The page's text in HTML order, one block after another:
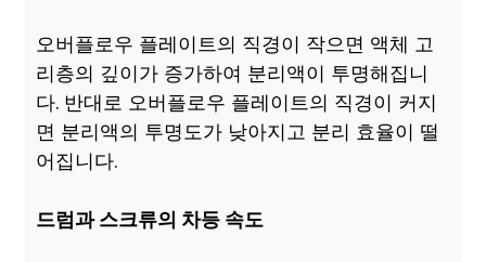
오버플로우 플레이트의 직경이 작으면 액체 고
리층의 깊이가 증가하여 분리액이 투명해집니
다. 반대로 오버플로우 플레이트의 직경이 커지
면 분리액의 투명도가 낮아지고 분리 효율이 떨
어집니다.
드럼과 스크류의 차등 속도